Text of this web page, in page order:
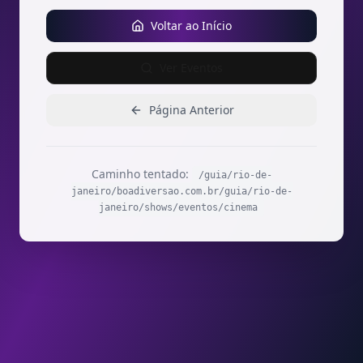
Voltar ao Início
Página Anterior
Caminho tentado:
/guia/rio-de-
janeiro/boadiversao.com.br/guia/rio-de-
janeiro/shows/eventos/cinema